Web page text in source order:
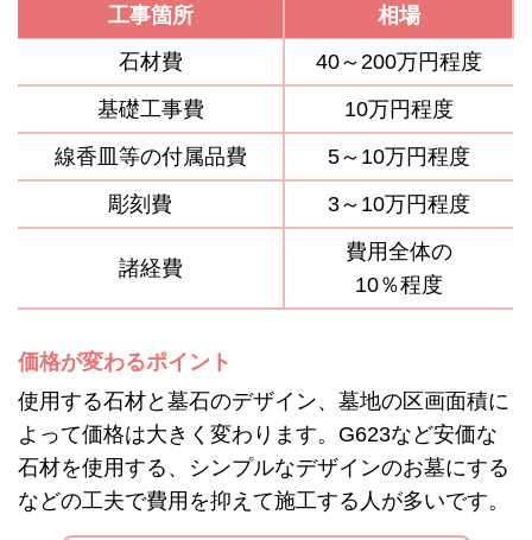
工事箇所
相場
石材費
40～200万円程度
基礎工事費
10万円程度
線香皿等の付属品費
5～10万円程度
彫刻費
3～10万円程度
諸経費
費用全体の
10％程度
価格が変わるポイント
使用する石材と墓石のデザイン、墓地の区画面積に
よって価格は大きく変わります。G623など安価な
石材を使用する、シンプルなデザインのお墓にする
などの工夫で費用を抑えて施工する人が多いです。